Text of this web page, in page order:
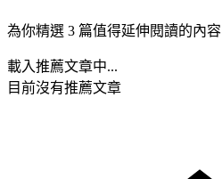
為你精選 3 篇值得延伸閱讀的內容
載入推薦文章中...
目前沒有推薦文章